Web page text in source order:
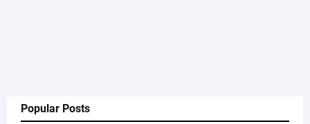
Popular Posts